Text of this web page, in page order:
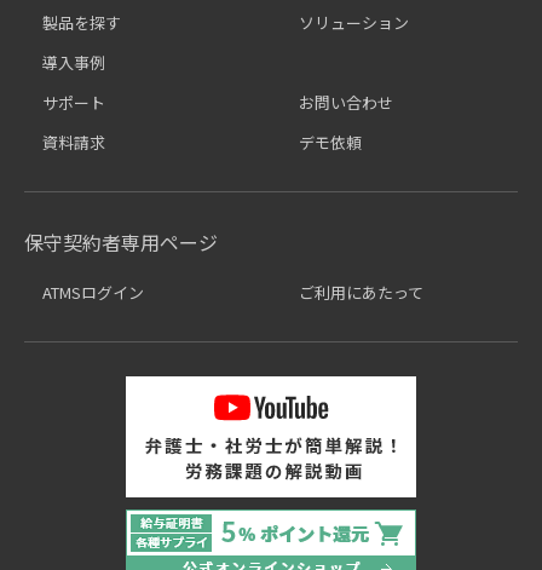
製品を探す
ソリューション
導入事例
サポート
お問い合わせ
資料請求
デモ依頼
保守契約者専用ページ
ATMSログイン ご利用にあたって